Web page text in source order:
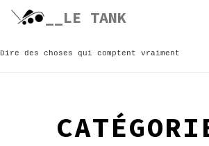
Skip
__LE TANK
Dire des choses qui comptent vraiment